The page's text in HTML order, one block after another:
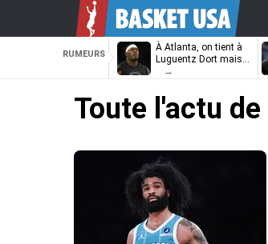
RUMEURS
À Atlanta, on tient à
Luguentz Dort mais…
Toute l'actu de